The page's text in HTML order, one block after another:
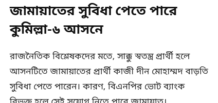
জামায়াতের সুবিধা পেতে পারে
কুমিল্লা-৬ আসনে
রাজনৈতিক বিশ্লেষকদের মতে, সাক্কু স্বতন্ত্র প্রার্থী হলে
আসনটিতে জামায়াতের প্রার্থী কাজী দীন মোহাম্মদ বাড়তি
সুবিধা পেতে পারেন। কারণ, বিএনপির ভোট ব্যাংক